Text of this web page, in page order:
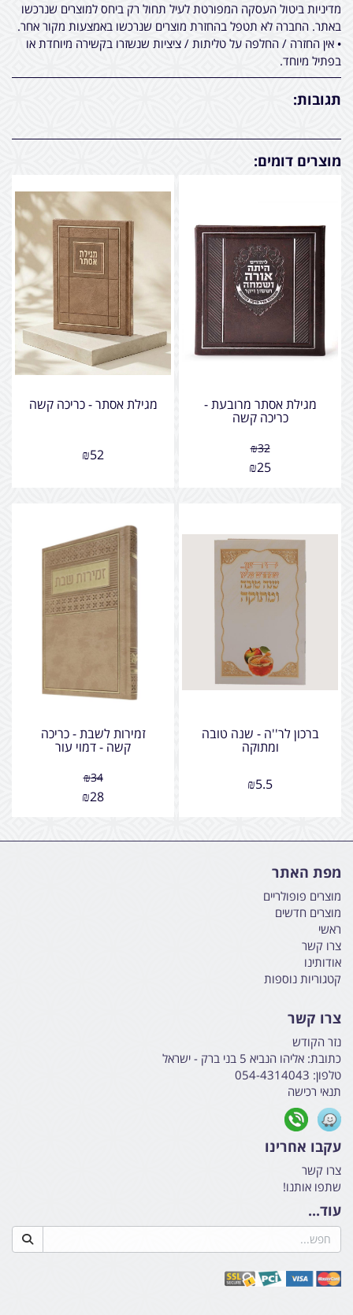
מדיניות ביטול העסקה המפורטת לעיל תחול רק ביחס למוצרים שנרכשו
באתר. החברה לא תטפל בהחזרת מוצרים שנרכשו באמצעות מקור אחר.
• אין החזרה / החלפה על טליתות / ציציות שנשזרו בקשירה מיוחדת או
בפתיל מיוחד.
תגובות:
מוצרים דומים:
מגילת אסתר מרובעת -
כריכה קשה
₪32
₪25
מגילת אסתר - כריכה קשה
₪52
ברכון לר''ה - שנה טובה
ומתוקה
₪5.5
זמירות לשבת - כריכה
קשה - דמוי עור
₪34
₪28
מפת האתר
מוצרים פופולריים
מוצרים חדשים
ראשי
צרו קשר
אודותינו
קטגוריות נוספות
צרו קשר
נזר הקודש
כתובת: אליהו הנביא 5 בני ברק - ישראל
טלפון: 054-4314043
תנאי רכישה
עקבו אחרינו
צרו קשר
שתפו אותנו!
עוד...